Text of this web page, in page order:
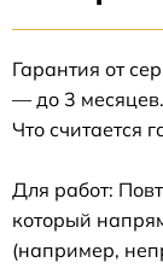
Гарантия от
— до 3 месяцев.
Что считается
Для работ:
который
(например,